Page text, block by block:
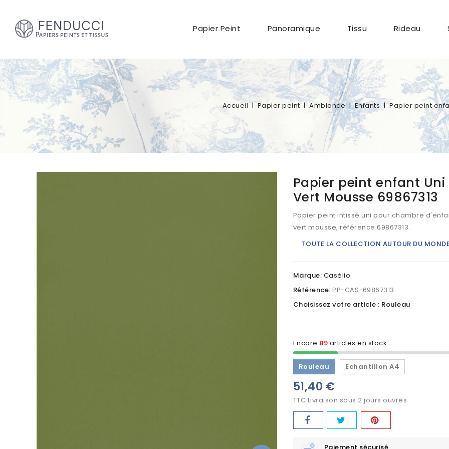
Papier Peint Panoramique Tissu Rideau
Accueil Papier peint Ambiance Enfants Papier peint
Papier peint enfant
Vert Mousse 69867313
Papier peint intissé uni pour chambre
vert mousse, référence 69867313.
TOUTE LA COLLECTION AUTOUR DU
Marque: Casélio
Référence: PP-CAS-69867313
Encore 89 articles en stock
Choisissez votre article : Rouleau
Rouleau Echantillon A4
51,40 €
TTC Livraison sous 2 jours ouvrés